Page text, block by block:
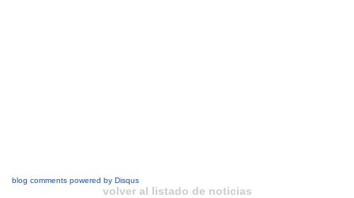
blog comments powered by Disqus
volver al listado de noticias